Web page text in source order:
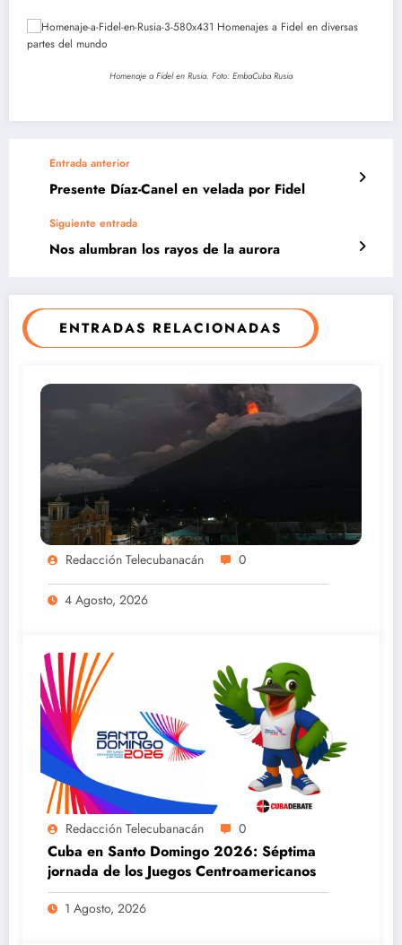
Homenaje a Fidel en Rusia. Foto: EmbaCuba Rusia
Entrada anterior
Presente Díaz-Canel en velada por Fidel
Siguiente entrada
Nos alumbran los rayos de la aurora
ENTRADAS RELACIONADAS
Redacción Telecubanacán 0
4 Agosto, 2026
Redacción Telecubanacán 0
Cuba en Santo Domingo 2026: Séptima
jornada de los Juegos Centroamericanos
1 Agosto, 2026